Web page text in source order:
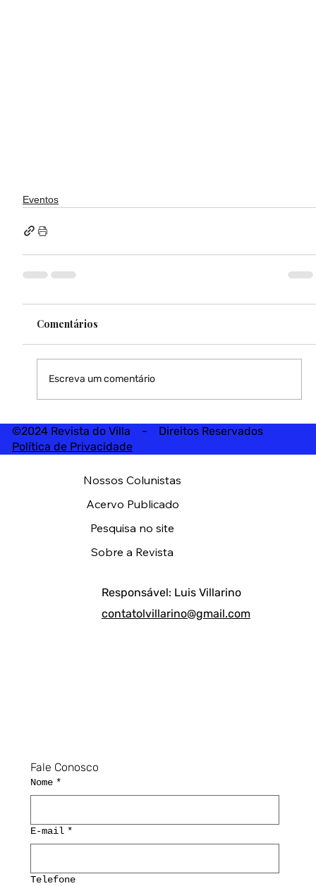
Eventos
Comentários
Escreva um comentário
©2024 Revista do Villa - Direitos Reservados
Política de Privacidade
Fale Conosco
Nome *
E-mail *
Telefone
Responsável: Luis Villarino
contatolvillarino@gmail.com
Nossos Colunistas
Acervo Publicado
Pesquisa no site
Sobre a Revista